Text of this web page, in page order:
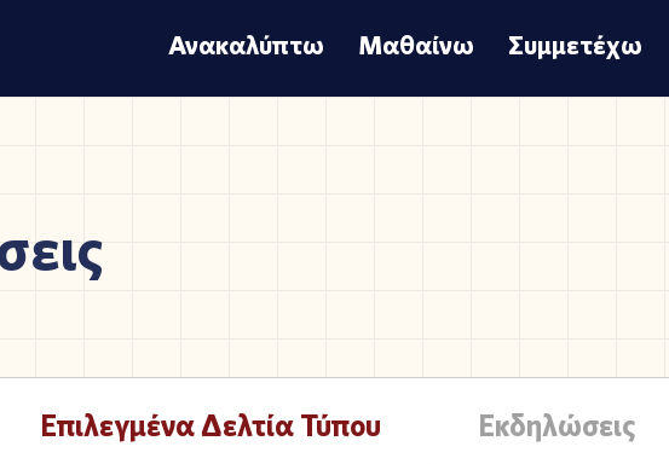
Ανακαλύπτω Μαθαίνω Συμμετέχω
Επιλεγμένα Δελτία Τύπου Εκδηλώσεις